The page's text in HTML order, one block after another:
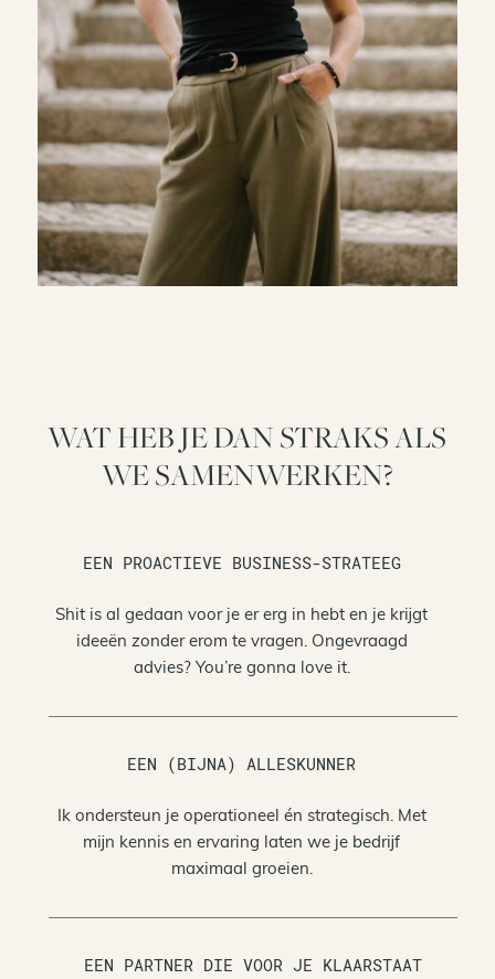
WAT HEB JE DAN STRAKS ALS
WE SAMENWERKEN?
EEN PROACTIEVE BUSINESS-STRATEEG
Shit is al gedaan voor je er erg in hebt en je krijgt
ideeën zonder erom te vragen. Ongevraagd
advies? You’re gonna love it.
EEN (BIJNA) ALLESKUNNER
Ik ondersteun je operationeel én strategisch. Met
mijn kennis en ervaring laten we je bedrijf
maximaal groeien.
EEN PARTNER DIE VOOR JE KLAARSTAAT